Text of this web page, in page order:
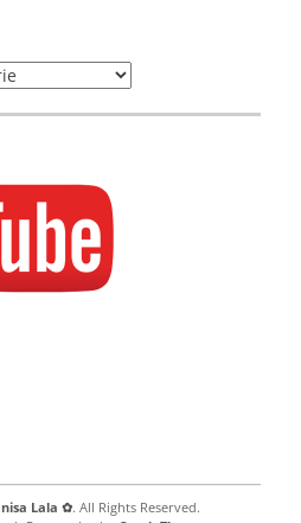
Lala ✿. All Rights Reserved.